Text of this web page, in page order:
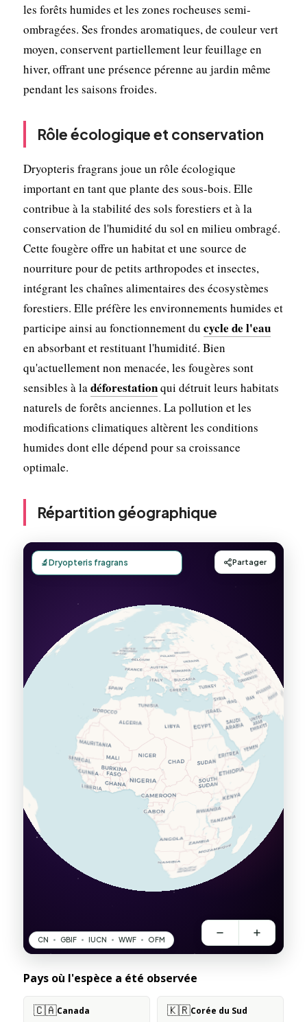
les forêts humides et les zones rocheuses semi-
ombragées. Ses frondes aromatiques, de couleur vert
moyen, conservent partiellement leur feuillage en
hiver, offrant une présence pérenne au jardin même
pendant les saisons froides.
Rôle écologique et conservation
Dryopteris fragrans joue un rôle écologique
important en tant que plante des sous-bois. Elle
contribue à la stabilité des sols forestiers et à la
conservation de l'humidité du sol en milieu ombragé.
Cette fougère offre un habitat et une source de
nourriture pour de petits arthropodes et insectes,
intégrant les chaînes alimentaires des écosystèmes
forestiers. Elle préfère les environnements humides et
participe ainsi au fonctionnement du cycle de l'eau
en absorbant et restituant l'humidité. Bien
qu'actuellement non menacée, les fougères sont
sensibles à ladéforestationqui détruit leurs habitats
naturels de forêts anciennes. La pollution et les
modifications climatiques altèrent les conditions
humides dont elle dépend pour sa croissance
optimale.
Répartition géographique
Pays où l'espèce a été observée
🇨🇦Canada 🇰🇷Corée du Sud